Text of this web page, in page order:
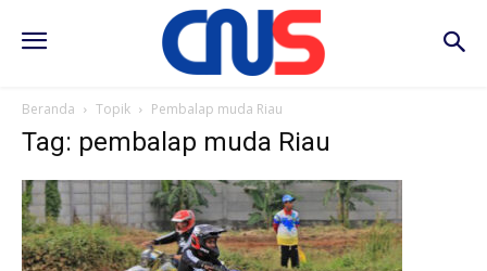
Beranda Topik Pembalap muda Riau
Tag: pembalap muda Riau